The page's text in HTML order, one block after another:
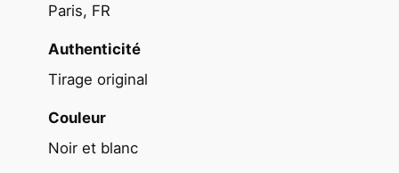
Paris, FR
Authenticité
Tirage original
Couleur
Noir et blanc